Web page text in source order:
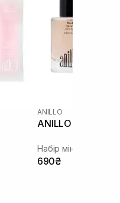
ANILLO
ANILLO Hair
Набір мініатюр
690₴